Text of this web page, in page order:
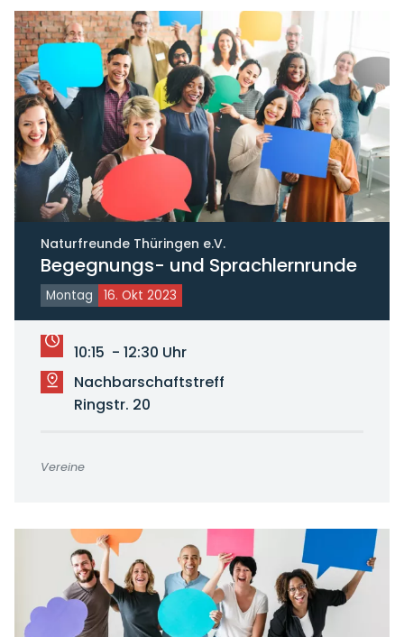
Naturfreunde Thüringen e.V.
Begegnungs- und Sprachlernrunde
Montag 16. Okt 2023
10:15 - 12:30 Uhr
Nachbarschaftstreff
Ringstr. 20
Vereine